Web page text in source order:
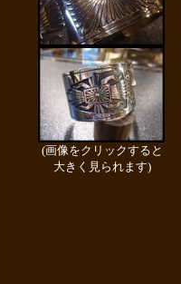
(画像をクリックすると
大きく見られます)